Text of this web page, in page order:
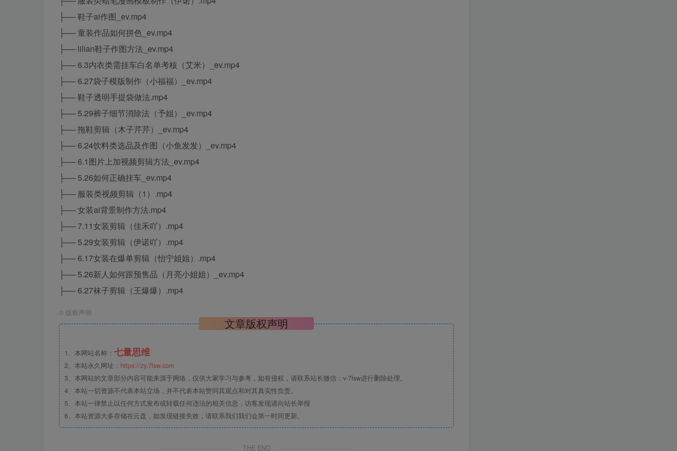
├── 鞋子ai作图_ev.mp4
├── 童装作品如何拼色_ev.mp4
├── lilian鞋子作图方法_ev.mp4
├── 6.3内衣类需挂车白名单考核（艾米）_ev.mp4
├── 6.27袋子模版制作（小福福）_ev.mp4
├── 鞋子透明手提袋做法.mp4
├── 5.29裤子细节消除法（予姐）_ev.mp4
├── 拖鞋剪辑（木子芹芹）_ev.mp4
├── 6.24饮料类选品及作图（小鱼发发）_ev.mp4
├── 6.1图片上加视频剪辑方法_ev.mp4
├── 5.26如何正确挂车_ev.mp4
├── 服装类视频剪辑（1）.mp4
├── 女装ai背景制作方法.mp4
├── 7.11女装剪辑（佳禾吖）.mp4
├── 5.29女装剪辑（伊诺吖）.mp4
├── 6.17女装在爆单剪辑（怡宁姐姐）.mp4
├── 5.26新人如何跟预售品（月亮小姐姐）_ev.mp4
├── 6.27袜子剪辑（王爆爆）.mp4
© 版权声明
文章版权声明
1、本网站名称： 七量思维
2、本站永久网址： https://zy.7lsw.com
3、本网站的文章部分内容可能来源于网络，仅供大家学习与参考，如有侵权，请联系站长微信：v-7lsw进行删除处理。
4、本站一切资源不代表本站立场，并不代表本站赞同其观点和对其真实性负责。
5、本站一律禁止以任何方式发布或转载任何违法的相关信息，访客发现请向站长举报
6、本站资源大多存储在云盘，如发现链接失效，请联系我们我们会第一时间更新。
THE END